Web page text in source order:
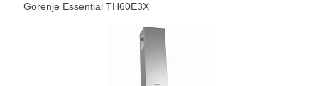
Gorenje Essential TH60E3X